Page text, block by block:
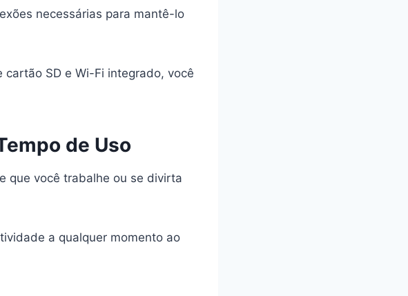
necessárias para mantê-lo
SD e Wi-Fi integrado, você
de Uso
que você trabalhe ou se divirta
a qualquer momento ao